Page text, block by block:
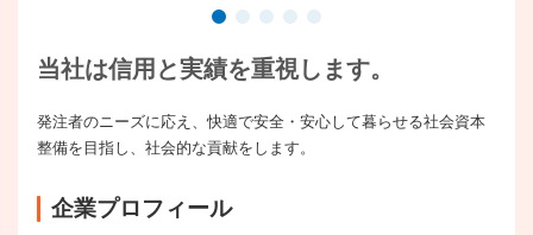
当社は信用と実績を重視します。
発注者のニーズに応え、快適で安全・安心して暮らせる社会資本
整備を目指し、社会的な貢献をします。
企業プロフィール